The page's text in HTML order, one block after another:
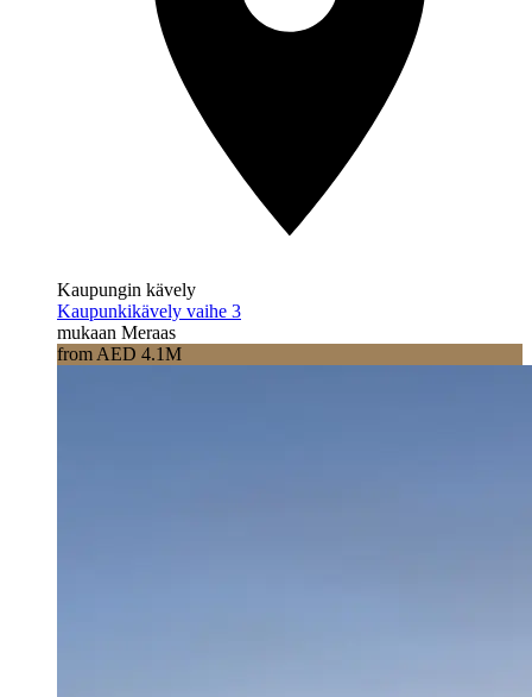
Kaupungin kävely
Kaupunkikävely vaihe 3
mukaan Meraas
from AED 4.1M